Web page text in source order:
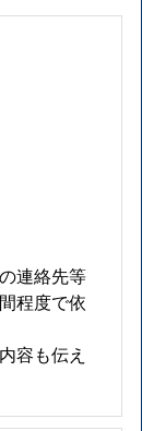
連絡先等
程度で依
容も伝え